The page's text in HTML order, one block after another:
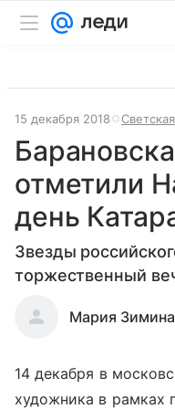
15 декабря 2018
отметили
день
Звезды
торжественный
Мария Зимина
14 декабря в
художника в рамках